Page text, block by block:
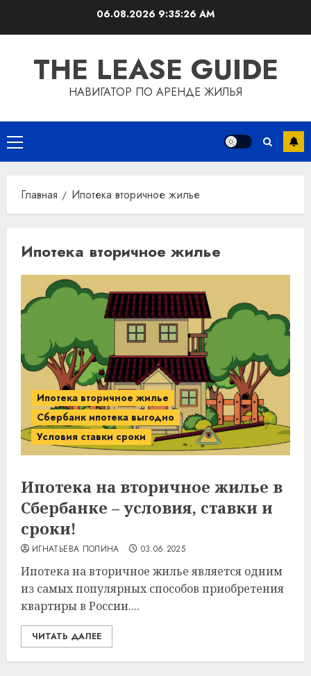
06.08.2026 9:35:26 AM
THE LEASE GUIDE
НАВИГАТОР ПО АРЕНДЕ ЖИЛЬЯ
Основное
меню
Главная Ипотека вторичное жилье
Ипотека вторичное жилье
Ипотека вторичное жилье
Сбербанк ипотека выгодно
Условия ставки сроки
Ипотека на вторичное жилье в
Сбербанке – условия, ставки и
сроки!
ИГНАТЬЕВА ПОЛИНА 03.06.2025
Ипотека на вторичное жилье является одним
из самых популярных способов приобретения
квартиры в России....
ЧИТАТЬ ДАЛЕЕ